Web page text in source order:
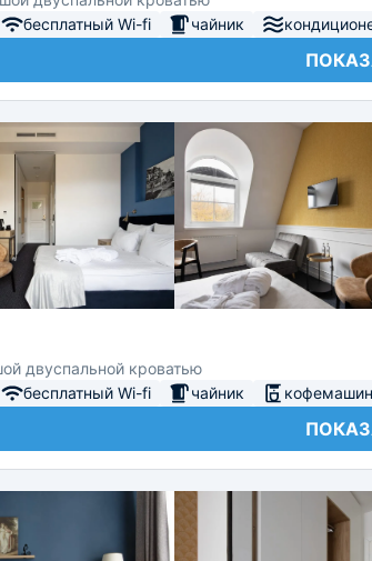
бесплатный Wi-fi чайник
двуспальной кроватью
бесплатный Wi-fi чайник